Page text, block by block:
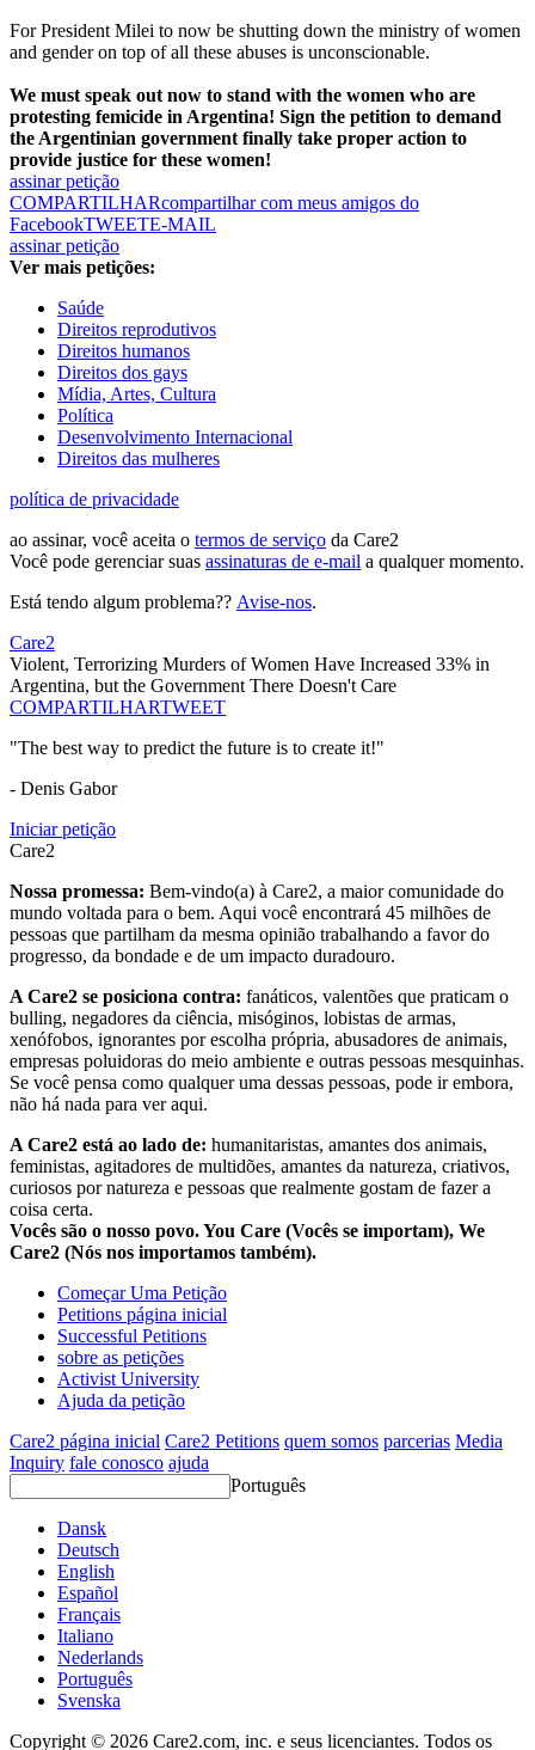
For President Milei to now be shutting down the ministry of women
and gender on top of all these abuses is unconscionable.
We must speak out now to stand with the women who are
protesting femicide in Argentina! Sign the petition to demand
the Argentinian government finally take proper action to
provide justice for these women!
assinar petição
COMPARTILHARcompartilhar com meus amigos do
FacebookTWEETE-MAIL
assinar petição
Ver mais petições:
Saúde
Direitos reprodutivos
Direitos humanos
Direitos dos gays
Mídia, Artes, Cultura
Política
Desenvolvimento Internacional
Direitos das mulheres
política de privacidade
ao assinar, você aceita o termos de serviço da Care2
Você pode gerenciar suas assinaturas de e-mail a qualquer momento.
Está tendo algum problema?? Avise-nos.
Care2
Violent, Terrorizing Murders of Women Have Increased 33% in
Argentina, but the Government There Doesn't Care
COMPARTILHARTWEET
"The best way to predict the future is to create it!"
- Denis Gabor
Iniciar petição
Care2
Nossa promessa: Bem-vindo(a) à Care2, a maior comunidade do
mundo voltada para o bem. Aqui você encontrará 45 milhões de
pessoas que partilham da mesma opinião trabalhando a favor do
progresso, da bondade e de um impacto duradouro.
A Care2 se posiciona contra: fanáticos, valentões que praticam o
bulling, negadores da ciência, misóginos, lobistas de armas,
xenófobos, ignorantes por escolha própria, abusadores de animais,
empresas poluidoras do meio ambiente e outras pessoas mesquinhas.
Se você pensa como qualquer uma dessas pessoas, pode ir embora,
não há nada para ver aqui.
A Care2 está ao lado de: humanitaristas, amantes dos animais,
feministas, agitadores de multidões, amantes da natureza, criativos,
curiosos por natureza e pessoas que realmente gostam de fazer a
coisa certa.
Vocês são o nosso povo. You Care (Vocês se importam), We
Care2 (Nós nos importamos também).
Começar Uma Petição
Petitions página inicial
Successful Petitions
sobre as petições
Activist University
Ajuda da petição
Care2 página inicial Care2 Petitions quem somos parcerias Media
Inquiry fale conosco ajuda
Português
Dansk
Deutsch
English
Español
Français
Italiano
Nederlands
Português
Svenska
Copyright © 2026 Care2.com, inc. e seus licenciantes. Todos os